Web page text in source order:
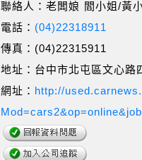
聯絡人：老闆娘 閻小姐/黃
電話： (04)22318911
傳真：(04)22315911
地址：台中市北屯區文心路
網址： http://